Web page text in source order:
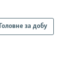
Головне за добу